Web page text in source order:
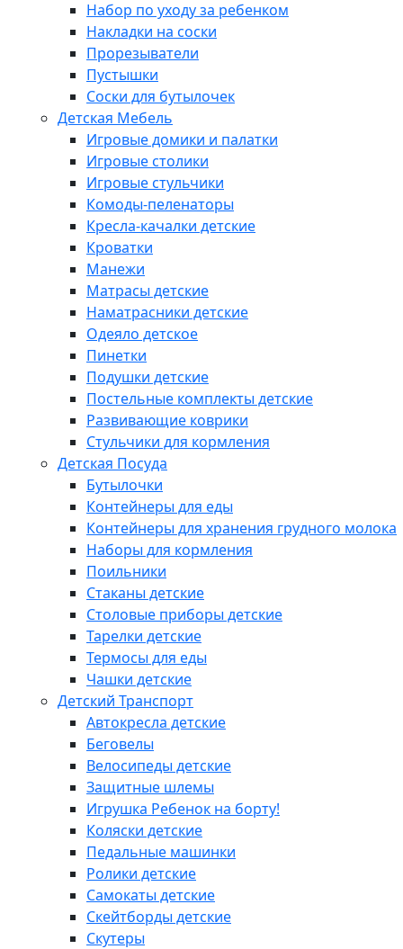
Набор по уходу за ребенком
Накладки на соски
Прорезыватели
Пустышки
Соски для бутылочек
Детская Мебель
Игровые домики и палатки
Игровые столики
Игровые стульчики
Комоды-пеленаторы
Кресла-качалки детские
Кроватки
Манежи
Матрасы детские
Наматрасники детские
Одеяло детское
Пинетки
Подушки детские
Постельные комплекты детские
Развивающие коврики
Стульчики для кормления
Детская Посуда
Бутылочки
Контейнеры для еды
Контейнеры для хранения грудного молока
Наборы для кормления
Поильники
Стаканы детские
Столовые приборы детские
Тарелки детские
Термосы для еды
Чашки детские
Детский Транспорт
Автокресла детские
Беговелы
Велосипеды детские
Защитные шлемы
Игрушка Ребенок на борту!
Коляски детские
Педальные машинки
Ролики детские
Самокаты детские
Скейтборды детские
Скутеры